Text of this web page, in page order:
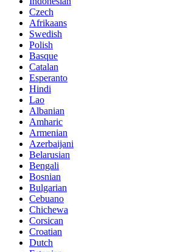
Czech
Afrikaans
Swedish
Polish
Basque
Catalan
Esperanto
Hindi
Lao
Albanian
Amharic
Armenian
Azerbaijani
Belarusian
Bengali
Bosnian
Bulgarian
Cebuano
Chichewa
Corsican
Croatian
Dutch